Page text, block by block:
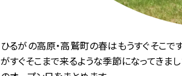
ひるがの高原・高鷲町の春はもうすぐそこ
がすぐそこまで来るような季節になってきま